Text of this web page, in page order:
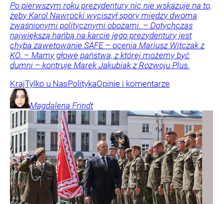
Po pierwszym roku prezydentury nic nie wskazuje na to,
żeby Karol Nawrocki wyciszył spory między dwoma
zwaśnionymi politycznymi obozami. – Dotychczas
największą hańbą na karcie jego prezydentury jest
chyba zawetowanie SAFE – ocenia Mariusz Witczak z
KO. – Mamy głowę państwa, z której możemy być
dumni – kontruje Marek Jakubiak z Rozwoju Plus.
KrajTylko u NasPolitykaOpinie i komentarze
Magdalena Frindt